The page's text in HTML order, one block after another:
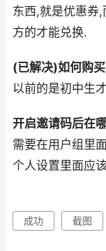
东西,就是优惠券
方的才能兑换.
(已解决)如何购
以前的是初中生
开启邀请码后在
需要在用户组里
个人设置里面应
成功 截图